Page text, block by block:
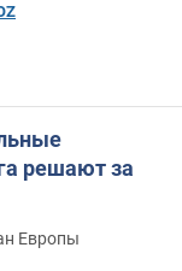
решают за
Европы